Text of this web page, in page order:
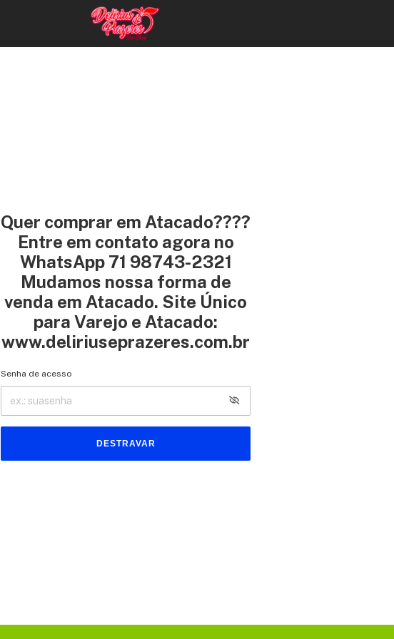
Quer comprar em Atacado????
Entre em contato agora no
WhatsApp 71 98743-2321
Mudamos nossa forma de
venda em Atacado. Site Único
para Varejo e Atacado:
www.deliriuseprazeres.com.br
Senha de acesso
DESTRAVAR